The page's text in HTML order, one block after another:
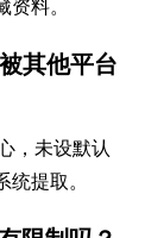
料。
其他平台
，未设默认
提取。